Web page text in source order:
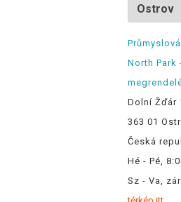
North Park
Dolní Žďár
363 01
Česká
Hé - Pé,
Sz - Va,